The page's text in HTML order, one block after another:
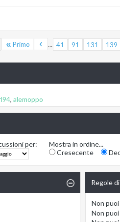
Primo ... 41 91 131 139
, alemoppo
per:
Mostra in ordine...
Cresecente
Regole
Non puoi
Non puoi